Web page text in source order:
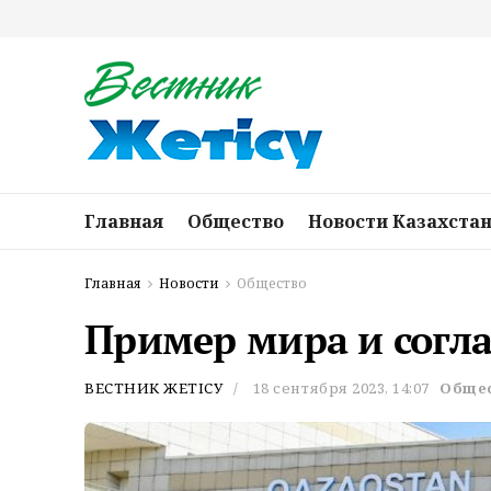
Главная Общество Новости
Главная Новости Общество
Пример мира и
ВЕСТНИК ЖЕТІСУ 18 сентября 2023, 14:07